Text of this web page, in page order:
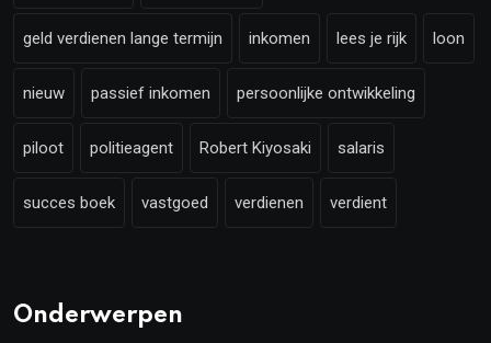
geld verdienen lange termijn inkomen lees je rijk loon
nieuw passief inkomen persoonlijke ontwikkeling
piloot politieagent Robert Kiyosaki salaris
succes boek vastgoed verdienen verdient
Onderwerpen